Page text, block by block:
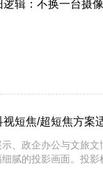
辑：不换一台摄
短焦/超短焦方案
、政企办公与文旅
细腻的投影画面。投